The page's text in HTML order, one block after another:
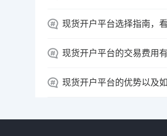
现货开户平台选择指南，
现货开户平台的交易费用有
现货开户平台的优势以及如